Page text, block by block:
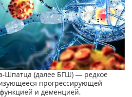
Шпатца (далее БГШ) — редкое
прогрессирующей
и деменцией.